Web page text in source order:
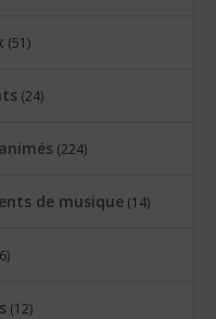
(51)
(24)
(224)
de musique (14)
(12)